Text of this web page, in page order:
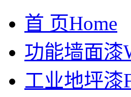
首 页Home
功能墙面漆
工业地坪漆